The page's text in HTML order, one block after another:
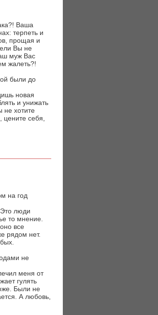
Ваша
терпеть и
прощая и
Вы не
муж Вас
жалеть?!
были до
новая
и унижать
хотите
себя,
на год
люди
то мнение.
все
рядом нет.
не
меня от
гулять
Были не
А любовь,